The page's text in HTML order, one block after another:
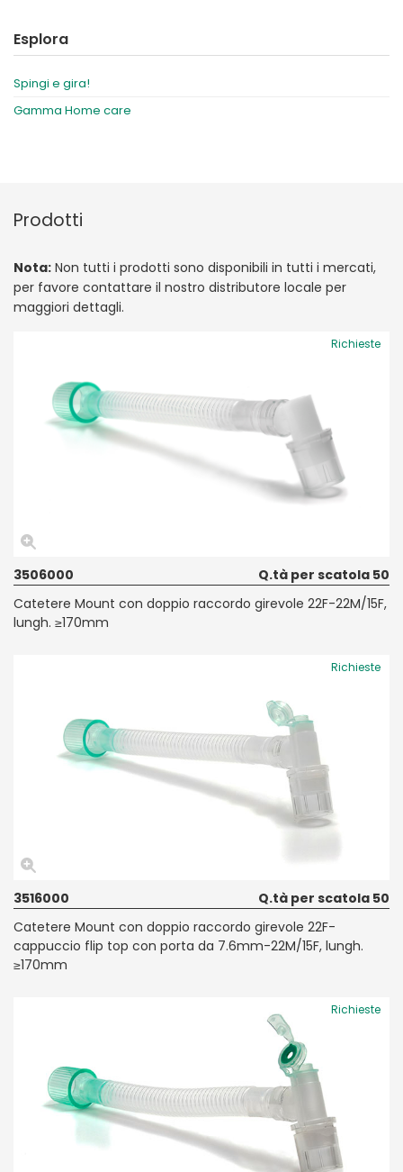
Esplora
Spingi e gira!
Gamma Home care
Prodotti
Nota: Non tutti i prodotti sono disponibili in tutti i mercati,
per favore contattare il nostro distributore locale per
maggiori dettagli.
Richieste
3506000
Q.tà per scatola 50
Catetere Mount con doppio raccordo girevole 22F-22M/15F,
lungh. ≥170mm
Richieste
3516000
Q.tà per scatola 50
Catetere Mount con doppio raccordo girevole 22F-
cappuccio flip top con porta da 7.6mm-22M/15F, lungh.
≥170mm
Richieste